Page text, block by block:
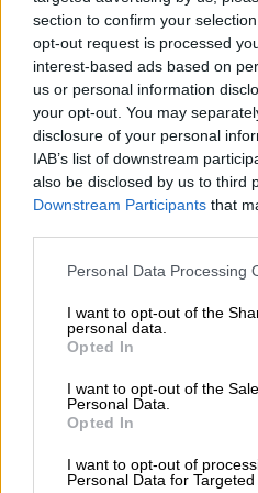
section to confirm your
opt-out request is processed
interest-based ads based on
us or personal information
your opt-out. You may
disclosure of your personal
IAB’s list of downstream
also be disclosed by us to third
Downstream Participants that
Please note that this website/
not limited to your visit or
grant or deny consent to
use your data for below
consent section.
Personal Data Processing
I want to opt-out of the
personal data.
Opted In
I want to opt-out of the
Personal Data.
Opted In
I want to opt-out of
Personal Data for Targeted
Το ενδιαφέρον της
περιορίζεται μόνο
πλούσια δράση
κύπελλα ποδοσφαίρου
Στο Champions
των προημιτελικών, με
τέσσερις ομάδες να
πρόκριση. Τα
Βαρκελώνη, όπου η
υποδέχεται τη
πρώτου αγώνα, αλλά
στη Γαλατασαράι μετά